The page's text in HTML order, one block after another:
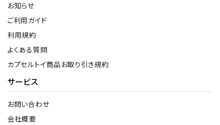
お知らせ
ご利用ガイド
利用規約
よくある質問
カプセルトイ商品お取り引き規約
サービス
お問い合わせ
会社概要